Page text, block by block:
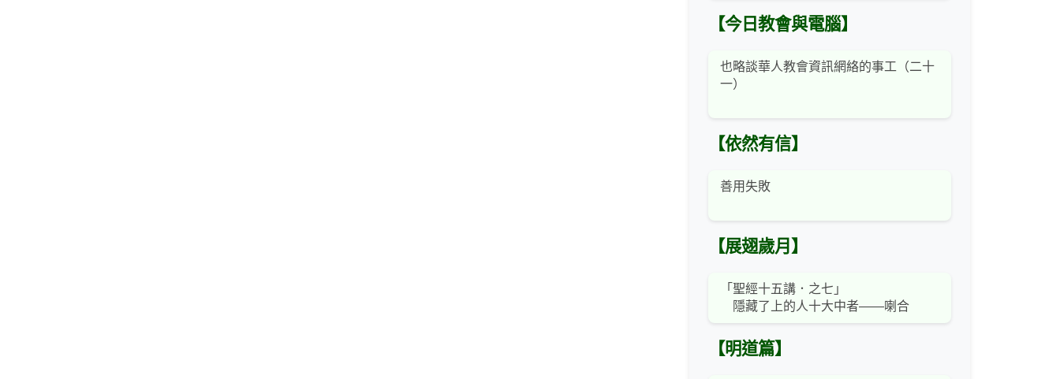
【今日教會與電腦】
也略談華人教會資訊網絡的事工（二十
一）
【依然有信】
善用失敗
【展翅歲月】
「聖經十五講．之七」
隱藏了上的人十大中者——喇合
【明道篇】